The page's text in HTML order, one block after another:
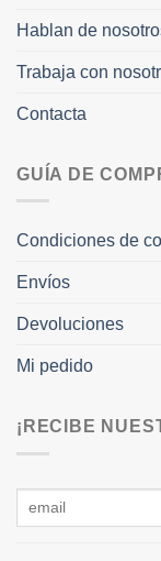
Hablan de
Trabaja con
Contacta
GUÍA DE
Condiciones de
Envíos
Devoluciones
Mi pedido
¡RECIBE